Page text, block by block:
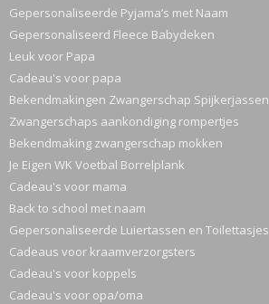
Gepersonaliseerde Pyjama’s met Naam
Gepersonaliseerd Fleece Babydeken
Leuk voor Papa
Cadeau's voor papa
Bekendmakingen Zwangerschap Spijkerjassen
Zwangerschaps aankondiging rompertjes
Bekendmaking zwangerschap mokken
Je Eigen WK Voetbal Borrelplank
Cadeau's voor mama
Back to school met naam
Gepersonaliseerde Luiertassen en Toilettasjes
Cadeaus voor kraamverzorgsters
Cadeau's voor koppels
Cadeau's voor opa/oma